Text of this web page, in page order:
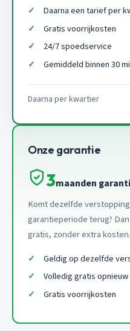
Daarna een tarief per
Gratis voorrijkosten
24/7 spoedservice
Gemiddeld binnen 30
Daarna per kwartier
Onze garantie
3maanden
Komt dezelfde
garantieperiode terug?
gratis, zonder extra kosten.
Geldig op dezelfde
Volledig gratis
Gratis voorrijkosten